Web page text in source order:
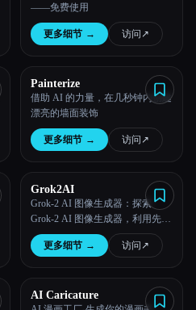
——免费使用
更多细节 → 访问 ↗︎
Painterize
借助 AI 的力量，在几秒钟内创建
漂亮的墙面装饰
更多细节 → 访问 ↗︎
Grok2AI
Grok-2 AI 图像生成器：探索
Grok-2 AI 图像生成器，利用先进
的 Flux AI 模型进行尖端的人工智
能艺术创作。
更多细节 → 访问 ↗︎
AI Caricature